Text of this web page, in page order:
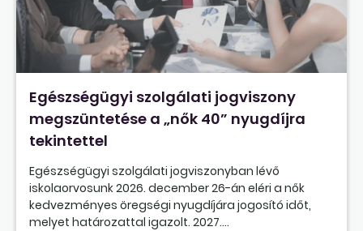
Egészségügyi szolgálati jogviszony
megszüntetése a „nők 40” nyugdíjra
tekintettel
Egészségügyi szolgálati jogviszonyban lévő
iskolaorvosunk 2026. december 26-án eléri a nők
kedvezményes öregségi nyugdíjára jogosító időt,
melyet határozattal igazolt. 2027....